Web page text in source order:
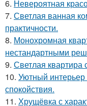
6. Невероятная
7. Светлая ванная
практичности.
8. Монохромная
нестандартными
9. Светлая
10. Уютный
спокойствия.
11. Хрущёвка с